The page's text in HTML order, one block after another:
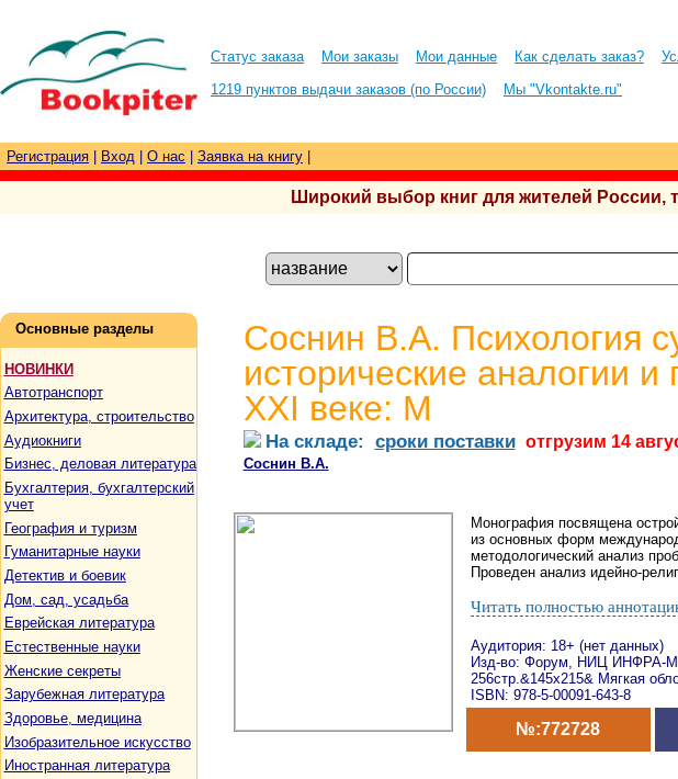
Статус заказа Мои заказы Мои данные Как сделать заказ?
1219 пунктов выдачи заказов (по России)
Мы "Vkontakte.ru"
Регистрация Вход О нас Заявка на книгу
Широкий выбор книг для жителей России,
Основные разделы
НОВИНКИ
Автотранспорт
Архитектура, строительство
Аудиокниги
Бизнес, деловая литература
Бухгалтерия, бухгалтерский
учет
География и туризм
Гуманитарные науки
Детектив и боевик
Дом, сад, усадьба
Еврейская литература
Естественные науки
Женские секреты
Зарубежная литература
Здоровье, медицина
Изобразительное искусство
Иностранная литература
Соснин В.А. Психология
исторические аналогии и
XXI веке: М
На складе: сроки поставки отгрузим 14
Соснин В.А.
Монография посвящена
из основных форм
методологический анализ
Проведен анализ идейно-
Читать полностью
Аудитория: 18+ (нет данных)
Изд-во: Форум, НИЦ ИНФРА-М;
256стр.&145х215& Мягкая
ISBN: 978-5-00091-643-8
№:772728